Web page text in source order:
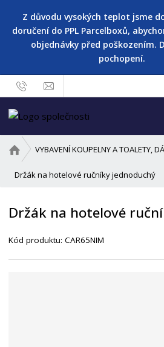
Z důvodu vysokých teplot jsme
doručení do PPL Parcelboxů,
objednávky před poškozením.
pochopení.
v
o
í
t
VYBAVENÍ KOUPELNY A TOALETY,
Držák na hotelové ručníky jednoduchý
Držák na hotelové
Kód produktu:CAR65NIM